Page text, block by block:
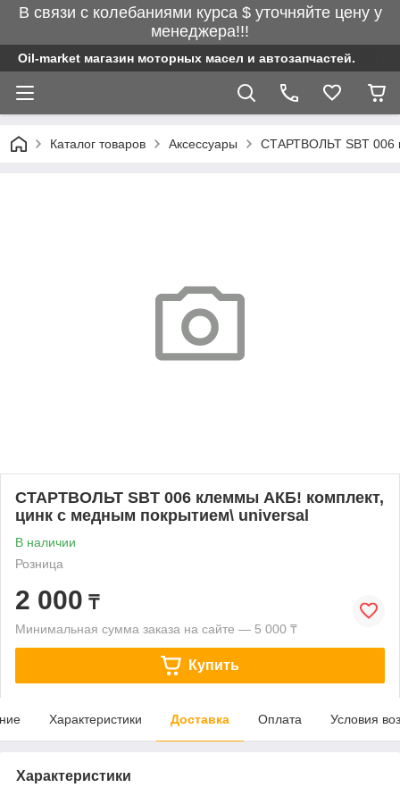
В связи с колебаниями курса $ уточняйте цену у
менеджера!!!
Oil-market магазин моторных масел и автозапчастей.
Каталог товаров Аксессуары СТАРТВОЛЬТ SBT 006
СТАРТВОЛЬТ SBT 006 клеммы АКБ! комплект,
цинк с медным покрытием\ universal
В наличии
Розница
2 000 ₸
Минимальная сумма заказа на сайте — 5 000 ₸
Купить
Характеристики Доставка Оплата Условия
Характеристики